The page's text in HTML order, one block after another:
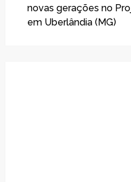
novas gerações no
em Uberlândia (MG)